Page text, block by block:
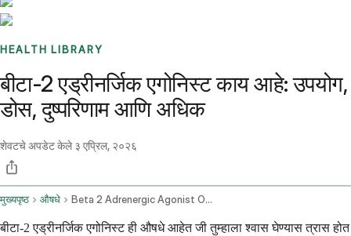
HEALTH LIBRARY
बीटा-2 एड्रीनर्जिक एगोनिस्ट काय आहे: उपयोग,
डोस, दुष्परिणाम आणि अधिक
शेवटचे अपडेट केले ३ एप्रिल, २०२६
मुख्यपृष्ठ औषधे Beta 2 Adrenergic Agonist Oral Route Injection Route
बीटा-2 एड्रीनर्जिक एगोनिस्ट ही औषधे आहेत जी तुम्हाला श्वास घेण्यास त्रास होत